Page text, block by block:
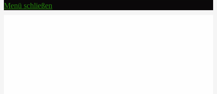
Menü schließen